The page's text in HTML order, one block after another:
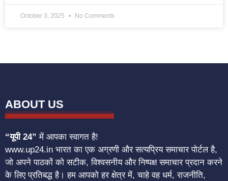
October 3, 2025 No Comments
ABOUT US
“यूपी 24” में आपका स्वागत है!
www.up24.in भारत का एक अग्रणी और सत्यप्रिय समाचार पोर्टल है,
जो अपने पाठकों को सटीक, विश्वसनीय और निष्पक्ष समाचार प्रदान करने
के लिए प्रतिबद्ध है। हम आपको हर क्षेत्र में, चाहे वह धर्म, राजनीति,